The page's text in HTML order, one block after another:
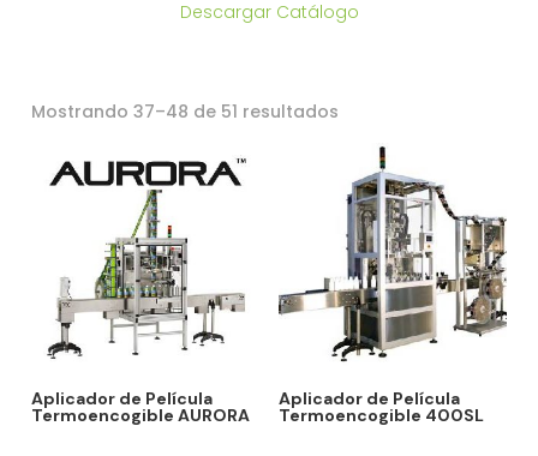
Descargar Catálogo
Mostrando 37–48 de 51 resultados
últimos
Aplicador de Película
Termoencogible AURORA
Aplicador de Película
Termoencogible 400SL